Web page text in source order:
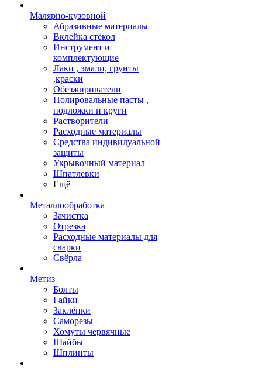
Малярно-кузовной
Абразивные материалы
Вклейка стёкол
Инструмент и
комплектующие
Лаки , эмали, грунты
,краски
Обезжириватели
Полировальные пасты ,
подложки и круги
Растворители
Расходные материалы
Средства индивидуальной
защиты
Укрывочный материал
Шпатлевки
Ещё
Металлообработка
Зачистка
Отрезка
Расходные материалы для
сварки
Свёрла
Метиз
Болты
Гайки
Заклёпки
Саморезы
Хомуты червячные
Шайбы
Шплинты